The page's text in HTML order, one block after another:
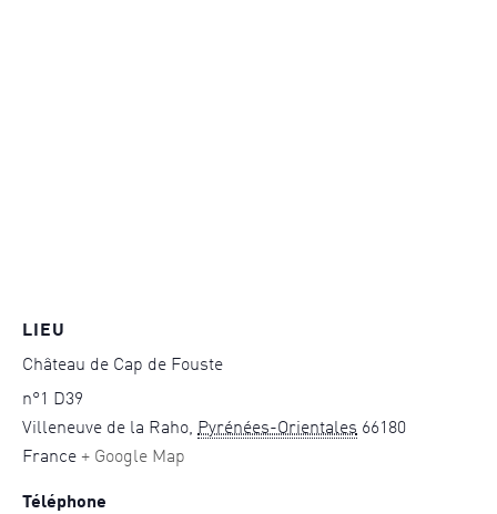
LIEU
Château de Cap de Fouste
n°1 D39
Villeneuve de la Raho, Pyrénées-Orientales 66180
France + Google Map
Téléphone